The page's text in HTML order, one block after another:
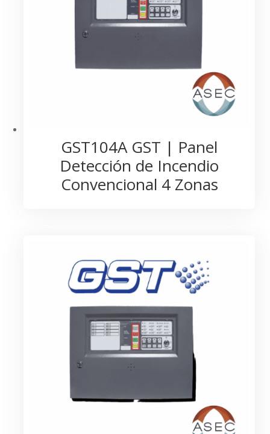
GST104A GST | Panel
Detección de Incendio
Convencional 4 Zonas